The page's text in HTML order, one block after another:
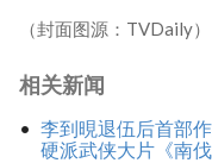
（封面图源：TVDaily）
相关新闻
李到晛退伍后首部
硬派武侠大片《南